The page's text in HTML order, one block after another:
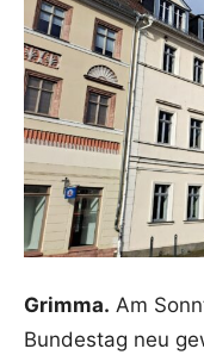
Grimma. Am
Bundestag neu